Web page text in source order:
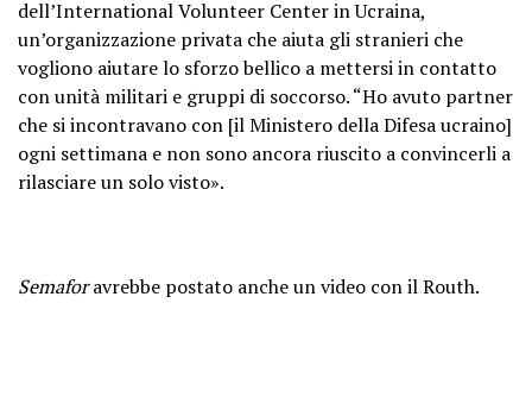
dell’International Volunteer Center in Ucraina,
un’organizzazione privata che aiuta gli stranieri che
vogliono aiutare lo sforzo bellico a mettersi in contatto
con unità militari e gruppi di soccorso. “Ho avuto partner
che si incontravano con [il Ministero della Difesa ucraino]
ogni settimana e non sono ancora riuscito a convincerli a
rilasciare un solo visto».
Semaforavrebbe postato anche un video con il Routh.